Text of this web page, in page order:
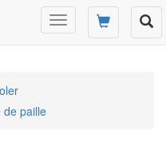
Changer
mode
de paille